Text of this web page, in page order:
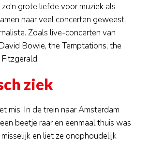
grote liefde voor muziek als
naar veel concerten geweest,
Zoals live-concerten van
Bowie, the Temptations, the
ziek
mis. In de trein naar Amsterdam
beetje raar en eenmaal thuis was
en liet ze onophoudelijk